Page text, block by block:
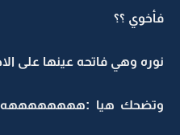
فأخوي ؟؟
نوره وهي فاتحه عينها على
وتضحك هيا :ههههههههه